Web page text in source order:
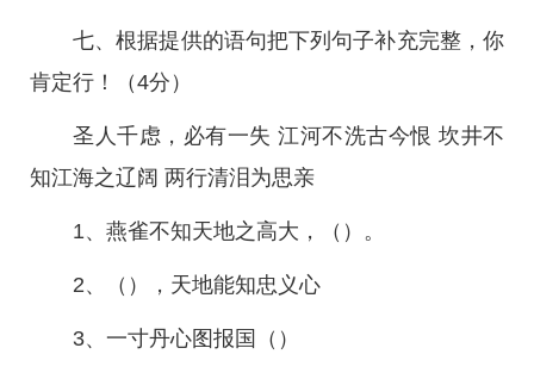
七、根据提供的语句把下列句子补充完整，你
肯定行！（4分）
圣人千虑，必有一失 江河不洗古今恨 坎井不
知江海之辽阔 两行清泪为思亲
1、燕雀不知天地之高大，（）。
2、（），天地能知忠义心
3、一寸丹心图报国（）